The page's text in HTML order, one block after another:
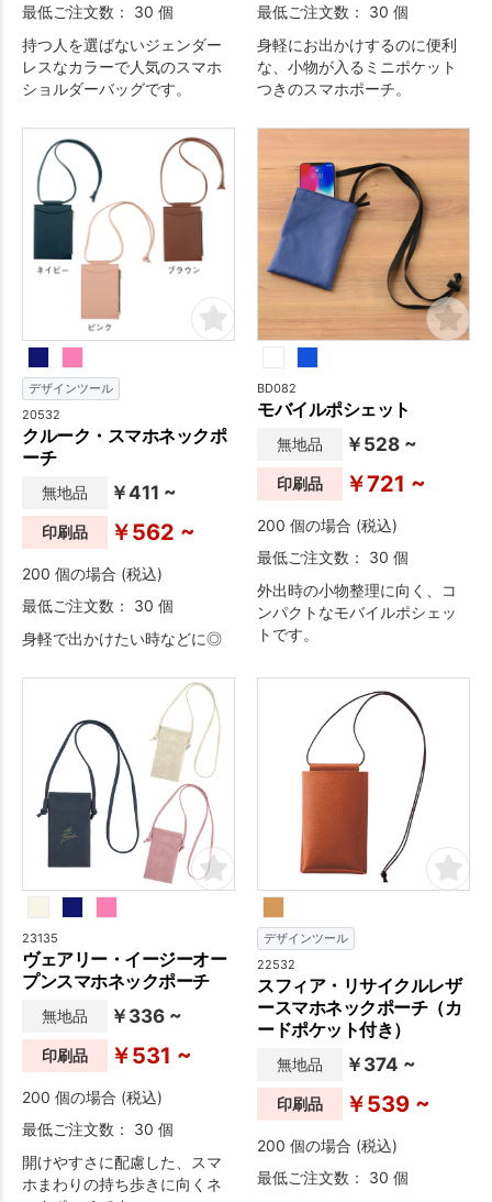
最低ご注文数： 30 個
持つ人を選ばないジェンダー
レスなカラーで人気のスマホ
ショルダーバッグです。
最低ご注文数： 30 個
身軽にお出かけするのに便利
な、小物が入るミニポケット
つきのスマホポーチ。
デザインツール
20532
クルーク・スマホネックポ
ーチ
無地品 ￥411 ~
印刷品 ￥562 ~
200 個の場合 (税込)
最低ご注文数： 30 個
身軽で出かけたい時などに◎
BD082
モバイルポシェット
無地品 ￥528 ~
印刷品 ￥721 ~
200 個の場合 (税込)
最低ご注文数： 30 個
外出時の小物整理に向く、コ
ンパクトなモバイルポシェッ
トです。
23135
ヴェアリー・イージーオー
プンスマホネックポーチ
無地品 ￥336 ~
印刷品 ￥531 ~
200 個の場合 (税込)
最低ご注文数： 30 個
開けやすさに配慮した、スマ
ホまわりの持ち歩きに向くネ
デザインツール
22532
スフィア・リサイクルレザ
ースマホネックポーチ（カ
ードポケット付き）
無地品 ￥374 ~
印刷品 ￥539 ~
200 個の場合 (税込)
最低ご注文数： 30 個